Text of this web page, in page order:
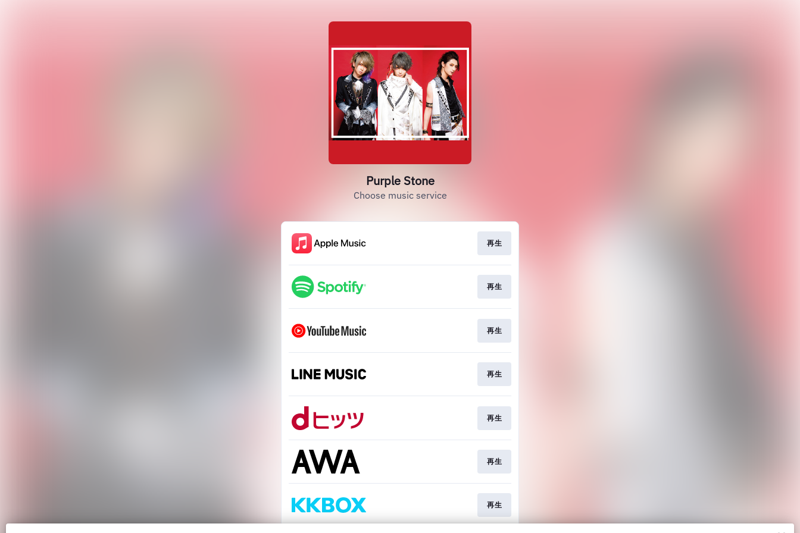
Purple Stone
Choose music service
再生
再生
再生
再生
再生
再生
再生